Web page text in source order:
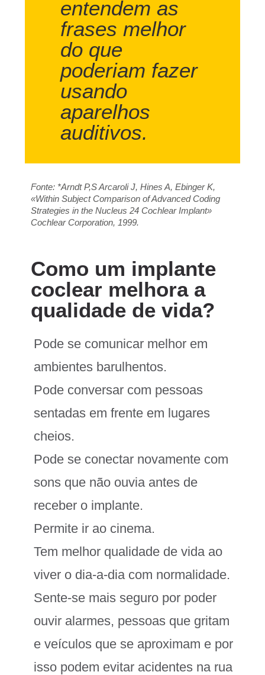
entendem as
frases melhor
do que
poderiam fazer
usando
aparelhos
auditivos.
Fonte: *Arndt P,S Arcaroli J, Hines A, Ebinger K,
«Within Subject Comparison of Advanced Coding
Strategies in the Nucleus 24 Cochlear Implant»
Cochlear Corporation, 1999.
Como um implante
coclear melhora a
qualidade de vida?
Pode se comunicar melhor em
ambientes barulhentos.
Pode conversar com pessoas
sentadas em frente em lugares
cheios.
Pode se conectar novamente com
sons que não ouvia antes de
receber o implante.
Permite ir ao cinema.
Tem melhor qualidade de vida ao
viver o dia-a-dia com normalidade.
Sente-se mais seguro por poder
ouvir alarmes, pessoas que gritam
e veículos que se aproximam e por
isso podem evitar acidentes na rua